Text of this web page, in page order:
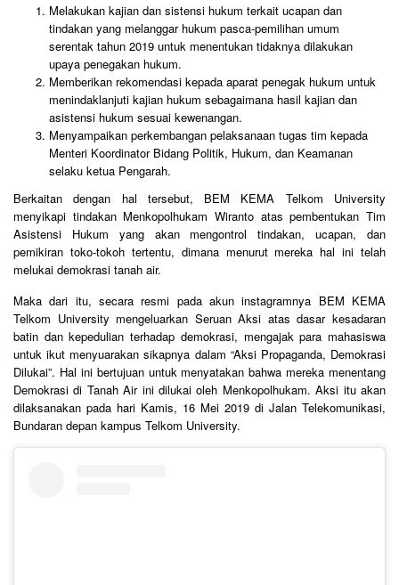
Melakukan kajian dan sistensi hukum terkait ucapan dan
tindakan yang melanggar hukum pasca-pemilihan umum
serentak tahun 2019 untuk menentukan tidaknya dilakukan
upaya penegakan hukum.
Memberikan rekomendasi kepada aparat penegak hukum untuk
menindaklanjuti kajian hukum sebagaimana hasil kajian dan
asistensi hukum sesuai kewenangan.
Menyampaikan perkembangan pelaksanaan tugas tim kepada
Menteri Koordinator Bidang Politik, Hukum, dan Keamanan
selaku ketua Pengarah.
Berkaitan dengan hal tersebut, BEM KEMA Telkom University
menyikapi tindakan Menkopolhukam Wiranto atas pembentukan Tim
Asistensi Hukum yang akan mengontrol tindakan, ucapan, dan
pemikiran toko-tokoh tertentu, dimana menurut mereka hal ini telah
melukai demokrasi tanah air.
Maka dari itu, secara resmi pada akun instagramnya BEM KEMA
Telkom University mengeluarkan Seruan Aksi atas dasar kesadaran
batin dan kepedulian terhadap demokrasi, mengajak para mahasiswa
untuk ikut menyuarakan sikapnya dalam “Aksi Propaganda, Demokrasi
Dilukai”. Hal ini bertujuan untuk menyatakan bahwa mereka menentang
Demokrasi di Tanah Air ini dilukai oleh Menkopolhukam. Aksi itu akan
dilaksanakan pada hari Kamis, 16 Mei 2019 di Jalan Telekomunikasi,
Bundaran depan kampus Telkom University.